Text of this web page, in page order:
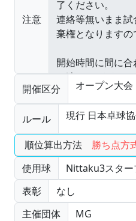
注意
開催区分 オープン大会
ルール
現行 日本卓球
順位算出方法 勝ち点方
使用球
Nittaku3スター
表彰
なし
主催団体
MG